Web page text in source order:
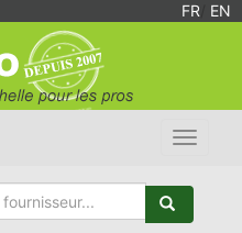
FR EN
Toggle